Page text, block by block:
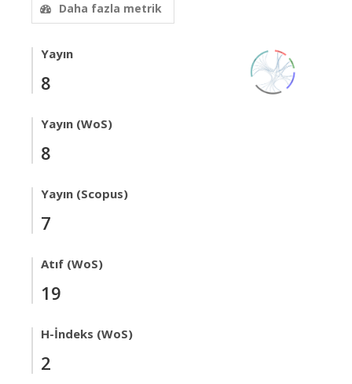
Daha fazla metrik
Yayın
8
Yayın (WoS)
8
Yayın (Scopus)
7
Atıf (WoS)
19
H-İndeks (WoS)
2